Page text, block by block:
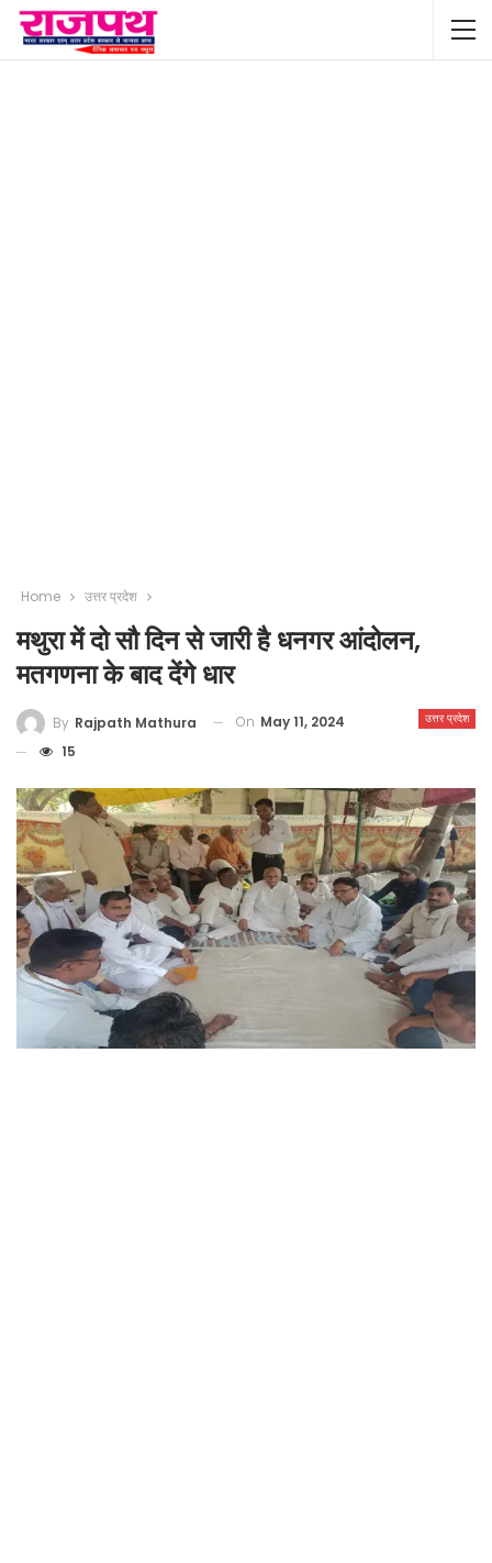
Home उत्तर प्रदेश
मथुरा में दो सौ दिन से जारी है धनगर आंदोलन,
मतगणना के बाद देंगे धार
उत्तर प्रदेश
By Rajpath Mathura On May 11, 2024
15